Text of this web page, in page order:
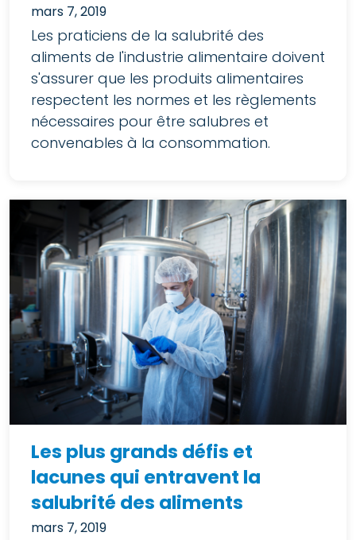
mars 7, 2019
Les praticiens de la salubrité des
aliments de l'industrie alimentaire doivent
s'assurer que les produits alimentaires
respectent les normes et les règlements
nécessaires pour être salubres et
convenables à la consommation.
Les plus grands défis et
lacunes qui entravent la
salubrité des aliments
mars 7, 2019